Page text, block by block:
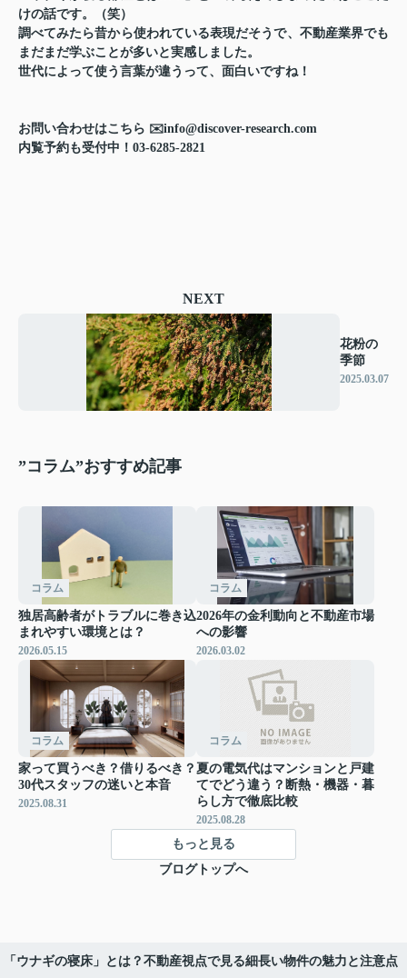
けの話です。（笑）
調べてみたら昔から使われている表現だそうで、不動産業界でも
まだまだ学ぶことが多いと実感しました。
世代によって使う言葉が違うって、面白いですね！
お問い合わせはこちら ✉️info@discover-research.com
内覧予約も受付中！03-6285-2821
NEXT
花粉の
季節
2025.03.07
”コラム”おすすめ記事
コラム
独居高齢者がトラブルに巻き込
まれやすい環境とは？
2026.05.15
コラム
2026年の金利動向と不動産市場
への影響
2026.03.02
コラム
家って買うべき？借りるべき？
30代スタッフの迷いと本音
2025.08.31
コラム
夏の電気代はマンションと戸建
てでどう違う？断熱・機器・暮
らし方で徹底比較
2025.08.28
もっと見る
ブログトップへ
「ウナギの寝床」とは？不動産視点で見る細長い物件の魅力と注意点